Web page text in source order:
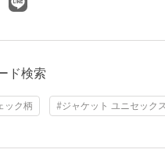
に様々な素材/縫製/加工/仕
ーツを大切にし、如何に創
づくりを続けていきます。
ド検索
ック柄 #ジャケット ユニセック